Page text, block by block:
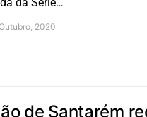
2020
de Santarém